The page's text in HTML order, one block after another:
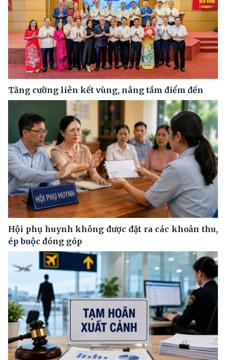
Tăng cường liên kết vùng, nâng tầm điểm đến
Hội phụ huynh không được đặt ra các khoản thu,
ép buộc đóng góp